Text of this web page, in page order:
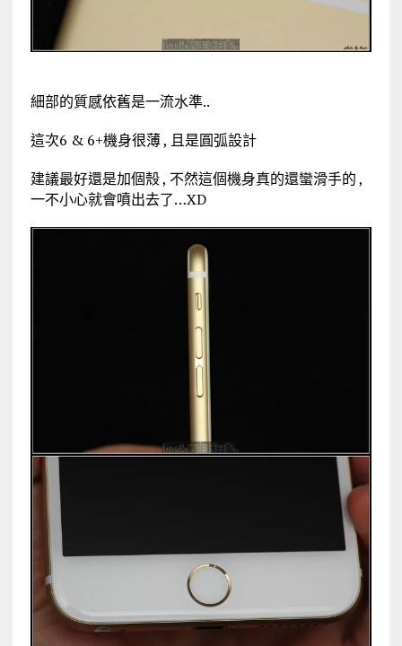
細部的質感依舊是一流水準..
這次6 & 6+機身很薄 , 且是圓弧設計
建議最好還是加個殼 , 不然這個機身真的還蠻滑手的 ,
一不小心就會噴出去了…XD